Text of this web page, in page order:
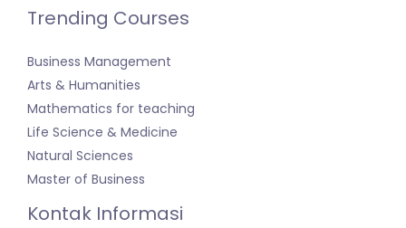
Trending Courses
Business Management
Arts & Humanities
Mathematics for teaching
Life Science & Medicine
Natural Sciences
Master of Business
Kontak Informasi